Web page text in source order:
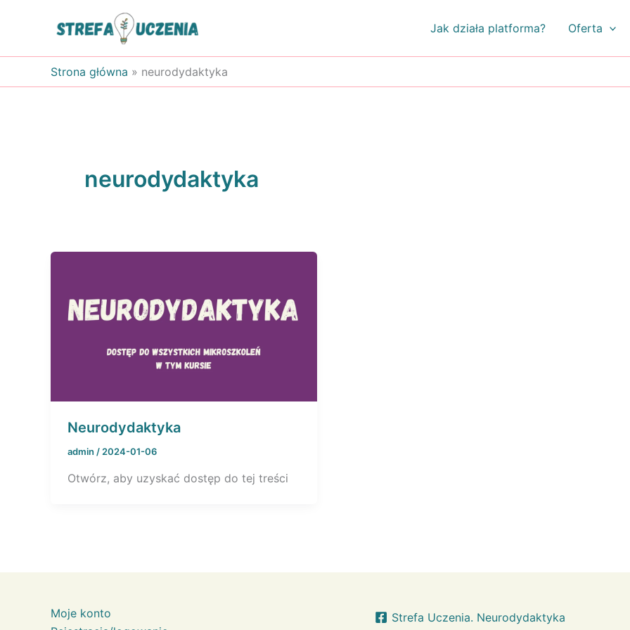
Jak działa platforma? Oferta
Strona główna » neurodydaktyka
neurodydaktyka
Neurodydaktyka
admin / 2024-01-06
Otwórz, aby uzyskać dostęp do tej treści
Moje konto
Strefa Uczenia. Neurodydaktyka